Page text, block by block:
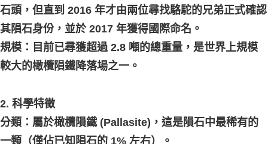
石頭，但直到 2016 年才由兩位尋找駱駝的兄弟正式確認
其隕石身份，並於 2017 年獲得國際命名。
規模：目前已尋獲超過 2.8 噸的總重量，是世界上規模
較大的橄欖隕鐵降落場之一。
2. 科學特徵
分類：屬於橄欖隕鐵 (Pallasite)，這是隕石中最稀有的
一類（僅佔已知隕石的 1% 左右）。